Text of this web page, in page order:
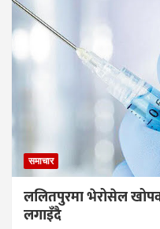
समाचार
ललितपुरमा भेरोसेल खोपको
लगाइँदै